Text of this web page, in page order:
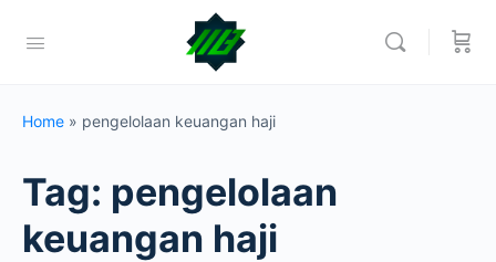
Home » pengelolaan keuangan haji
Tag: pengelolaan
keuangan haji